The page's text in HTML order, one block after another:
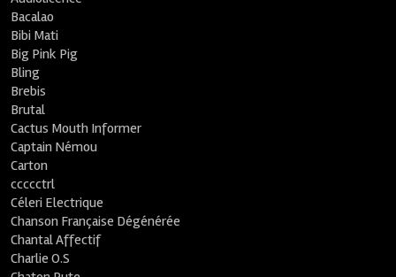
Bacalao
Bibi Mati
Big Pink Pig
Bling
Brebis
Brutal
Cactus Mouth Informer
Captain Némou
Carton
ccccctrl
Céleri Electrique
Chanson Française Dégénérée
Chantal Affectif
Charlie O.S